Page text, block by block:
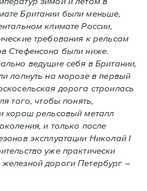
Британии были меньше,
климате России,
требования к рельсам
Стефенсона были ниже.
ведущие себя в Британии,
лопнуть на морозе в первый
дорога строилась
того, чтобы понять,
хорош рельсовый металл
и только после
эксплуатации Николай I
уже практически
дороги Петербург –